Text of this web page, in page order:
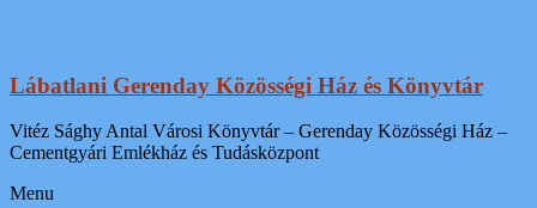
Lábatlani Gerenday Közösségi Ház és Könyvtár
Vitéz Sághy Antal Városi Könyvtár – Gerenday Közösségi Ház –
Cementgyári Emlékház és Tudásközpont
Menu